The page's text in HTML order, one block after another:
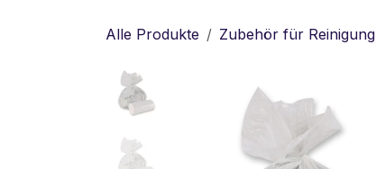
Alle Produkte Zubehör für Reinigung